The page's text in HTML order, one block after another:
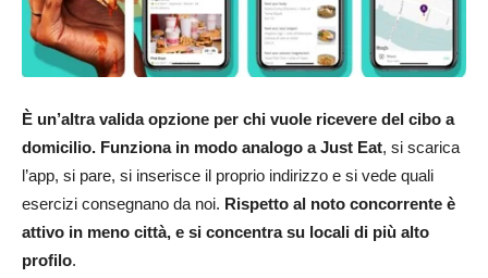
È un’altra valida opzione per chi vuole ricevere del cibo a
domicilio. Funziona in modo analogo a Just Eat, si scarica
l’app, si pare, si inserisce il proprio indirizzo e si vede quali
esercizi consegnano da noi. Rispetto al noto concorrente è
attivo in meno città, e si concentra su locali di più alto
profilo.